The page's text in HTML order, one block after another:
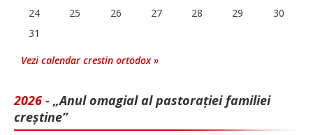
24
25 26 27 28 29
30
31
Vezi calendar crestin ortodox »
2026 - „Anul omagial al pastorației familiei
creștine”